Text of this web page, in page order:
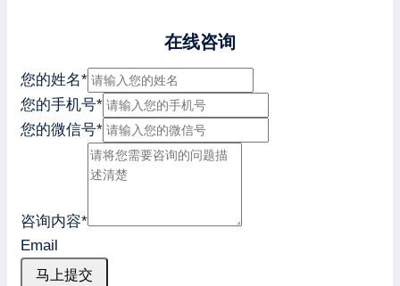
在线咨询
您的姓名*
您的手机号*
您的微信号*
咨询内容*
Email
马上提交